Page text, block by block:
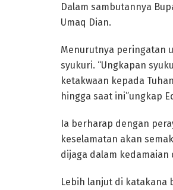
Dalam sambutannya
Umaq Dian.
Menurutnya peringatan
syukuri. “Ungkapan
ketakwaan kepada
hingga saat ini”ungkap
Ia berharap dengan
keselamatan akan
dijaga dalam
Lebih lanjut di katakana